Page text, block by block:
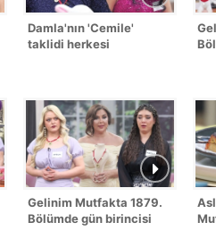
Damla'nın 'Cemile'
taklidi herkesi
Gelinim Mutfakta 1879.
Bölümde gün birincisi